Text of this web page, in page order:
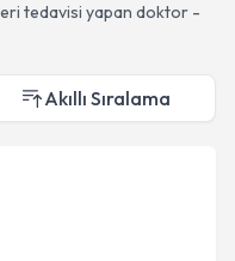
tedavisi yapan doktor -
Akıllı Sıralama